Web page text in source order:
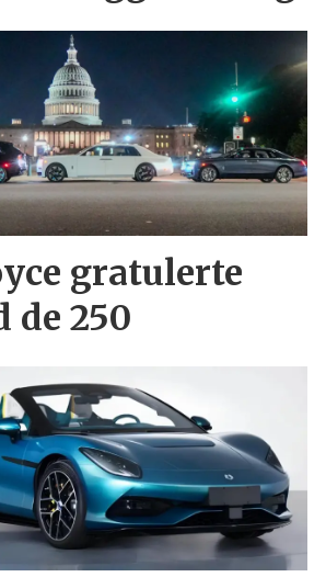
gratulerte
de 250